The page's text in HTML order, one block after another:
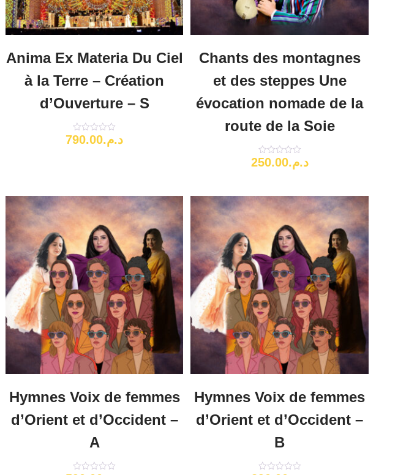
Anima Ex Materia Du Ciel
à la Terre – Création
d’Ouverture – S
Note
0
د.م.790.00
Chants des montagnes
et des steppes Une
évocation nomade de la
route de la Soie
Note
0
د.م.250.00
Hymnes Voix de femmes
d’Orient et d’Occident –
A
Hymnes Voix de femmes
d’Orient et d’Occident –
B